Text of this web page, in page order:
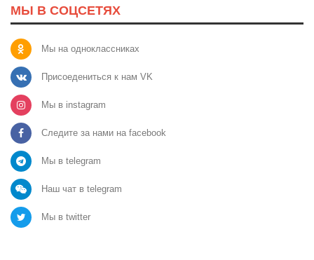
МЫ В СОЦСЕТЯХ
Мы на одноклассниках
Присоедениться к нам VK
Мы в instagram
Следите за нами на facebook
Мы в telegram
Наш чат в telegram
Мы в twitter